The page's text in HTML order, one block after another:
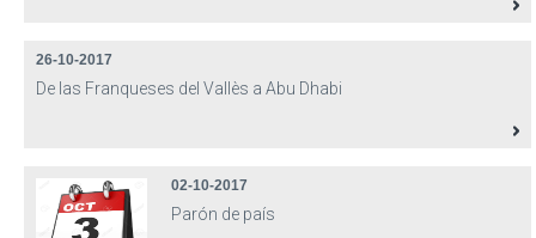
26-10-2017
De las Franqueses del Vallès a Abu Dhabi
02-10-2017
Parón de país